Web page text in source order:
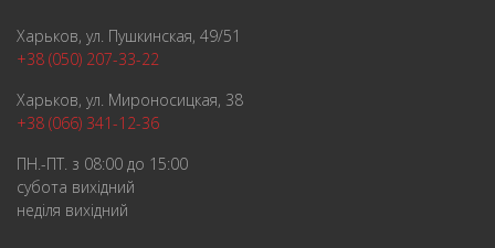
Харьков, ул. Пушкинская, 49/51
+38 (050) 207-33-22
Харьков, ул. Мироносицкая, 38
+38 (066) 341-12-36
ПН.-ПТ. з 08:00 до 15:00
субота вихідний
неділя вихідний